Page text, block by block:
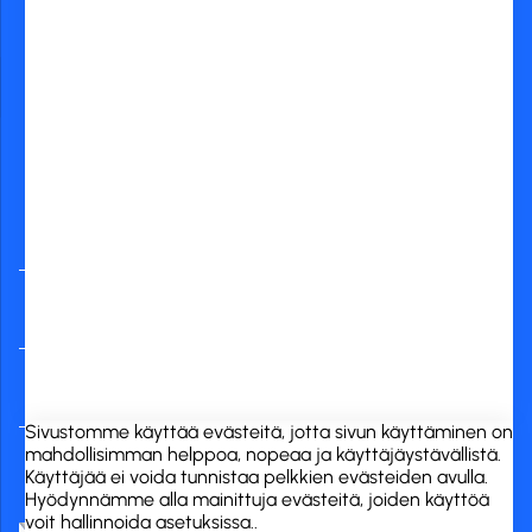
Sivustomme käyttää evästeitä, jotta sivun käyttäminen on
mahdollisimman helppoa, nopeaa ja käyttäjäystävällistä.
Käyttäjää ei voida tunnistaa pelkkien evästeiden avulla.
Hyödynnämme alla mainittuja evästeitä, joiden käyttöä
voit hallinnoida asetuksissa..